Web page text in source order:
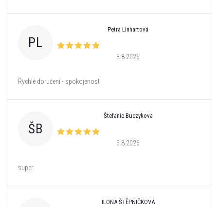
PL
Petra Linhartová
3.8.2026
Rychlé doručení - spokojenost
ŠB
Štefanie Buczykova
3.8.2026
super
ILONA ŠTĚPNIČKOVÁ